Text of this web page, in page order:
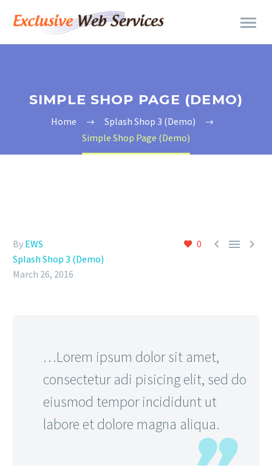
SIMPLE SHOP PAGE (DEMO)
Home
Splash Shop 3 (Demo)
Simple Shop Page (Demo)
0   
By EWS
Splash Shop 3 (Demo)
March 26, 2016
…Lorem ipsum dolor sit amet,
consectetur adi pisicing elit, sed do
eiusmod tempor incididunt ut
labore et dolore magna aliqua.